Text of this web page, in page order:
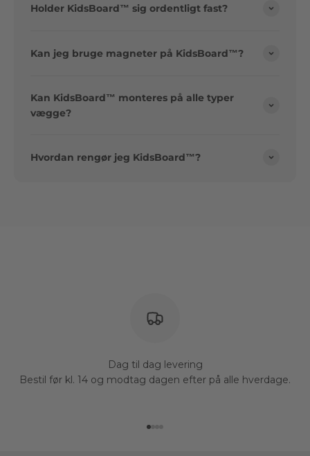
Holder KidsBoard™ sig ordentligt fast?
Kan jeg bruge magneter på KidsBoard™?
Kan KidsBoard™ monteres på alle typer
vægge?
Hvordan rengør jeg KidsBoard™?
Dag til dag levering
Bestil før kl. 14 og modtag dagen efter på alle hverdage.